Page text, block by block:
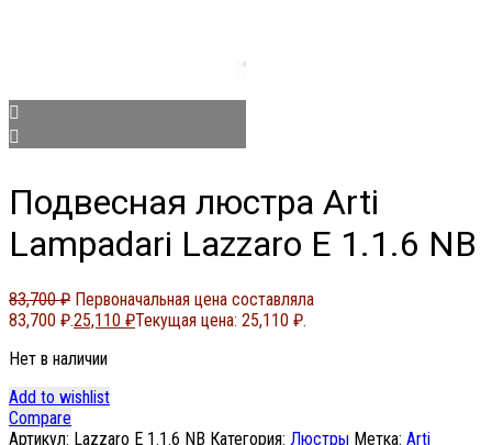
Подвесная люстра Arti
Lampadari Lazzaro E 1.1.6 NB
83,700₽ Первоначальная цена составляла
83,700 ₽.25,110 ₽Текущая цена: 25,110 ₽.
Нет в наличии
Add to wishlist
Compare
Артикул: Lazzaro E 1.1.6 NB Категория: Люстры Метка: Arti